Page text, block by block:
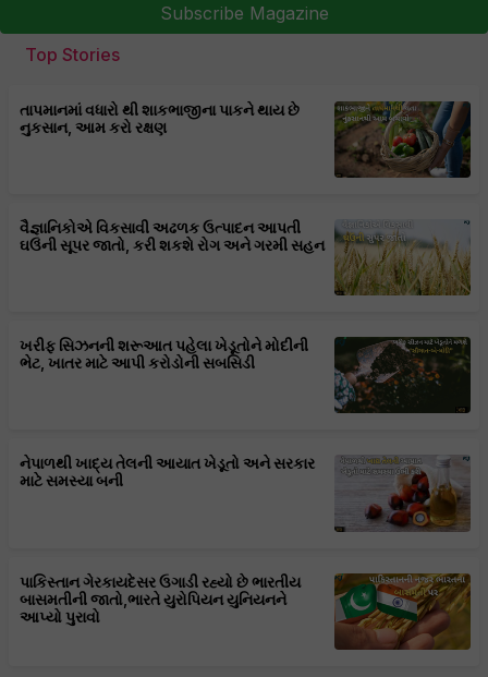
Subscribe Magazine
Top Stories
તાપમાનમાં વધારો થી શાકભાજીના પાકને થાય છે
નુકસાન, આમ કરો રક્ષણ
વૈજ્ઞાનિકોએ વિકસાવી અઢળક ઉત્પાદન આપતી
ઘઉંની સૂપર જાતો, કરી શકશે રોગ અને ગરમી સહન
ખરીફ સિઝનની શરૂઆત પહેલા ખેડૂતોને મોદીની
ભેટ, ખાતર માટે આપી કરોડોની સબસિડી
નેપાળથી ખાદ્ય તેલની આયાત ખેડૂતો અને સરકાર
માટે સમસ્યા બની
પાકિસ્તાન ગેરકાયદેસર ઉગાડી રહ્યો છે ભારતીય
બાસમતીની જાતો,ભારતે યુરોપિયન યુનિયનને
આપ્યો પુરાવો